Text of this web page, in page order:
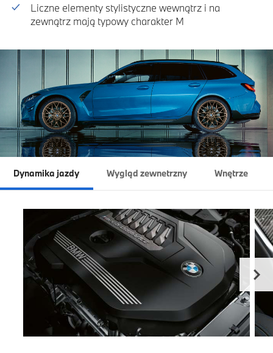
Liczne elementy stylistyczne wewnątrz i na
zewnątrz mają typowy charakter M
Dynamika jazdy Wygląd zewnetrzny Wnętrze